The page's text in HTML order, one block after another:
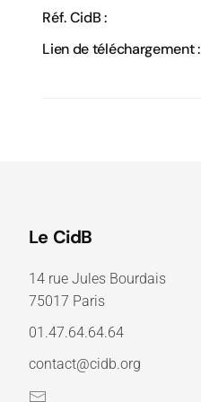
Réf. CidB :
Lien de téléchargement :
Le CidB
14 rue Jules Bourdais
75017 Paris
01.47.64.64.64
contact@cidb.org